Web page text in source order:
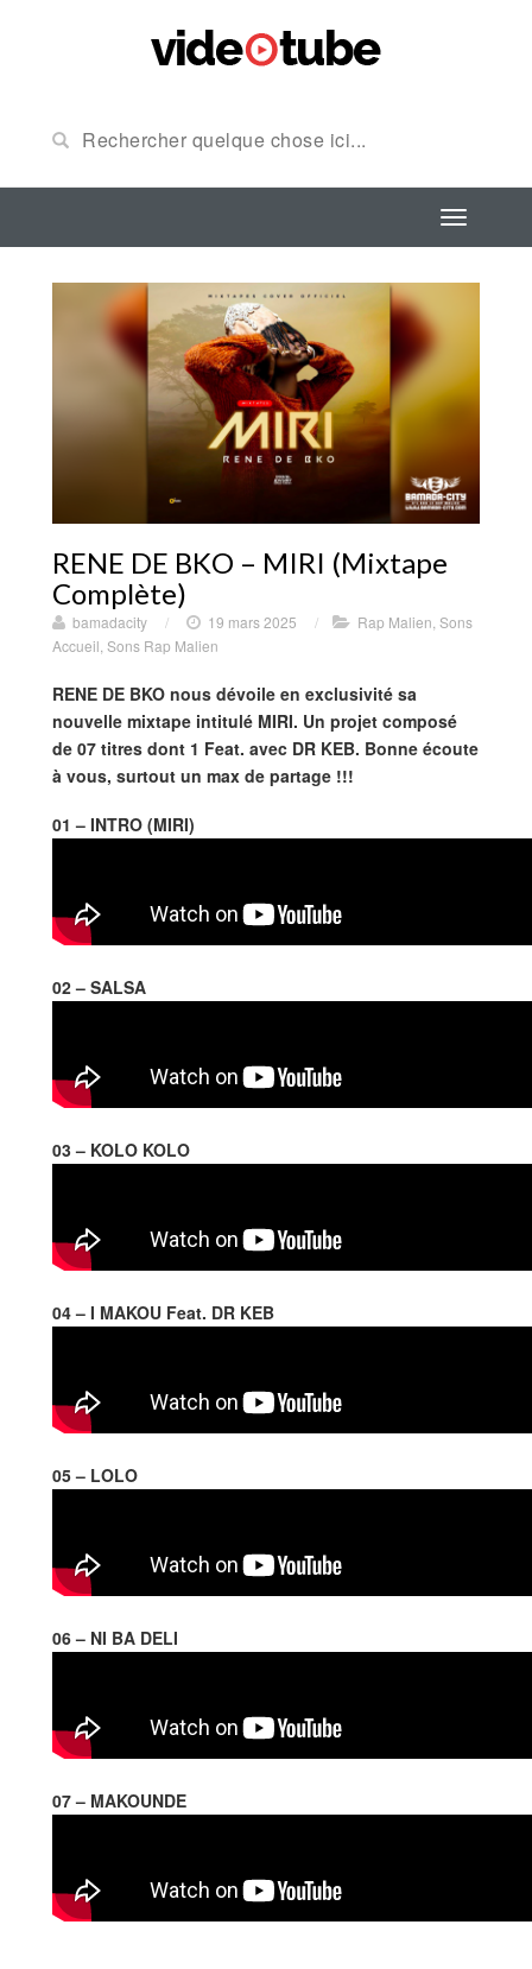
RENE DE BKO – MIRI (Mixtape
Complète)
bamadacity / 19 mars 2025 / Rap Malien Sons
Accueil Sons Rap Malien
RENE DE BKO nous dévoile en exclusivité sa
nouvelle mixtape intitulé MIRI. Un projet composé
de 07 titres dont 1 Feat. avec DR KEB. Bonne écoute
à vous, surtout un max de partage !!!
01 – INTRO (MIRI)
02 – SALSA
03 – KOLO KOLO
04 – I MAKOU Feat. DR KEB
05 – LOLO
06 – NI BA DELI
07 – MAKOUNDE